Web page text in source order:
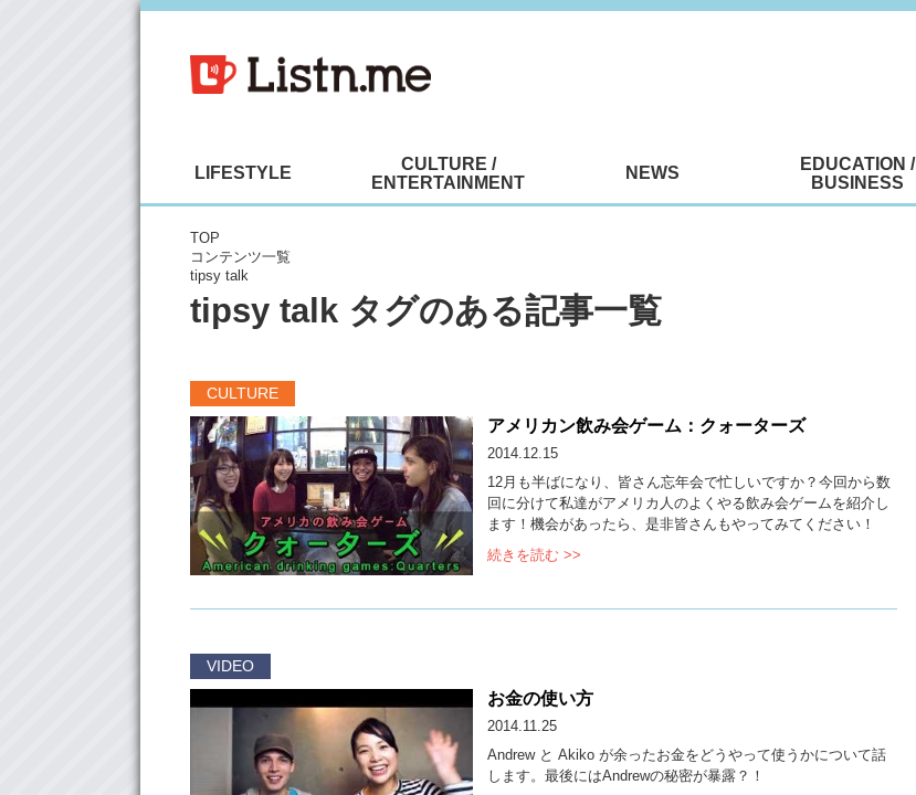
LIFESTYLE
CULTURE /
ENTERTAINMENT
NEWS
EDUCATION /
BUSINESS
TOP
コンテンツ一覧
tipsy talk
tipsy talk タグのある記事一覧
CULTURE
アメリカン飲み会ゲーム：クォーターズ
2014.12.15
12月も半ばになり、皆さん忘年会で忙しいですか？今回から数
回に分けて私達がアメリカ人のよくやる飲み会ゲームを紹介し
ます！機会があったら、是非皆さんもやってみてください！
続きを読む >>
VIDEO
お金の使い方
2014.11.25
Andrew と Akiko が余ったお金をどうやって使うかについて話
します。最後にはAndrewの秘密が暴露？！